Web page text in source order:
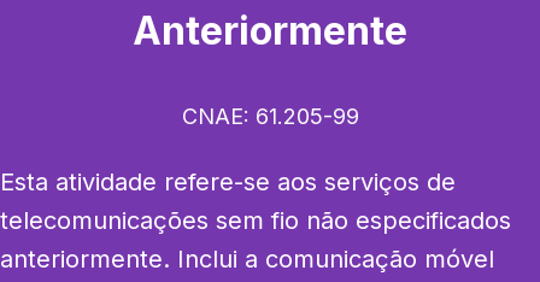
Anteriormente
CNAE: 61.205-99
Esta atividade refere-se aos serviços de
telecomunicações sem fio não especificados
anteriormente. Inclui a comunicação móvel